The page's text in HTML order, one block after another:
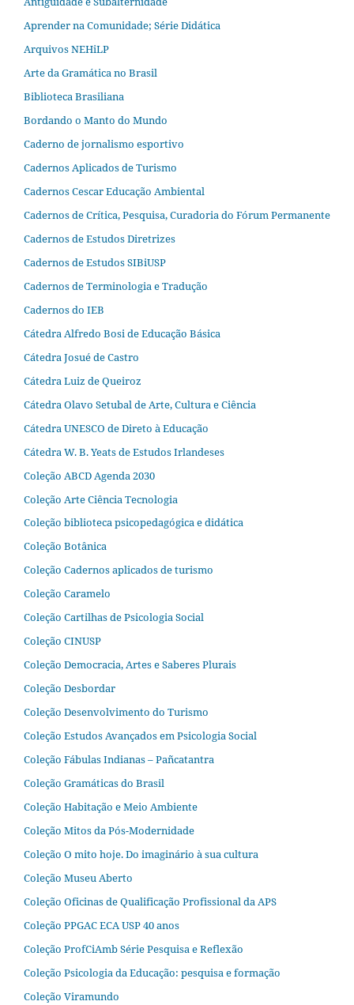
Aprender na Comunidade; Série Didática
Arquivos NEHiLP
Arte da Gramática no Brasil
Biblioteca Brasiliana
Bordando o Manto do Mundo
Caderno de jornalismo esportivo
Cadernos Aplicados de Turismo
Cadernos Cescar Educação Ambiental
Cadernos de Crítica, Pesquisa, Curadoria do Fórum Permanente
Cadernos de Estudos Diretrizes
Cadernos de Estudos SIBiUSP
Cadernos de Terminologia e Tradução
Cadernos do IEB
Cátedra Alfredo Bosi de Educação Básica
Cátedra Josué de Castro
Cátedra Luiz de Queiroz
Cátedra Olavo Setubal de Arte, Cultura e Ciência
Cátedra UNESCO de Direto à Educação
Cátedra W. B. Yeats de Estudos Irlandeses
Coleção ABCD Agenda 2030
Coleção Arte Ciência Tecnologia
Coleção biblioteca psicopedagógica e didática
Coleção Botânica
Coleção Cadernos aplicados de turismo
Coleção Caramelo
Coleção Cartilhas de Psicologia Social
Coleção CINUSP
Coleção Democracia, Artes e Saberes Plurais
Coleção Desbordar
Coleção Desenvolvimento do Turismo
Coleção Estudos Avançados em Psicologia Social
Coleção Fábulas Indianas – Pañcatantra
Coleção Gramáticas do Brasil
Coleção Habitação e Meio Ambiente
Coleção Mitos da Pós-Modernidade
Coleção O mito hoje. Do imaginário à sua cultura
Coleção Museu Aberto
Coleção Oficinas de Qualificação Profissional da APS
Coleção PPGAC ECA USP 40 anos
Coleção ProfCiAmb Série Pesquisa e Reflexão
Coleção Psicologia da Educação: pesquisa e formação
Coleção Viramundo